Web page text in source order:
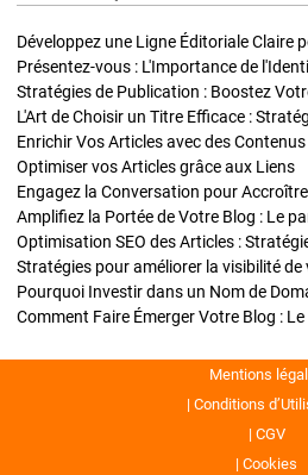
Développez une Ligne Éditoriale Claire
Présentez-vous : L'Importance de
L'Art de Choisir un Titre Efficace :
Optimiser vos Articles grâce aux Liens
Engagez la Conversation pour
Amplifiez la Portée de Votre Blog : Le
Mentions
Conditions
CGV
Cookies